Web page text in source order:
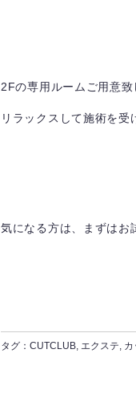
2Fの専用ルームご用意致
リラックスして施術を受
気になる方は、まずはお
タグ： CUTCLUB, エクステ, カ